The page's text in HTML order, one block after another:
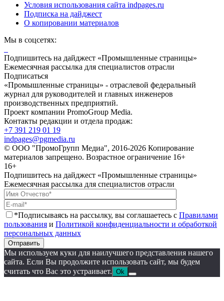
Условия использования сайта indpages.ru
Подписка на дайджест
О копировании материалов
Мы в соцсетях:
Подпишитесь на дайджест «Промышленные страницы»
Ежемесячная рассылка для специалистов отрасли
Подписаться
«Промышленные страницы» - отраслевой федеральный
журнал для руководителей и главных инженеров
производственных предприятий.
Проект компании PromoGroup Media.
Контакты редакции и отдела продаж:
+7 391 219 01 19
indpages@pgmedia.ru
© ООО "ПромоГрупп Медиа", 2016-2026 Копирование
материалов запрещено. Возрастное ограничение 16+
16+
Подпишитесь на дайджест «Промышленные страницы»
Ежемесячная рассылка для специалистов отрасли
*Подписываясь на рассылку, вы соглашаетесь с Правилами
пользования и Политикой конфиденциальности и обработкой
персональных данных
Отправить
Мы используем куки для наилучшего представления нашего
сайта. Если Вы продолжите использовать сайт, мы будем
считать что Вас это устраивает. Ok